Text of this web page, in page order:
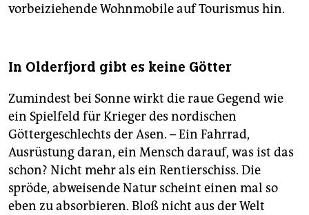
vorbeiziehende Wohnmobile auf Tourismus hin.
In Olderfjord gibt es keine Götter
Zumindest bei Sonne wirkt die raue Gegend wie
ein Spielfeld für Krieger des nordischen
Göttergeschlechts der Asen. – Ein Fahrrad,
Ausrüstung daran, ein Mensch darauf, was ist das
schon? Nicht mehr als ein Rentierschiss. Die
spröde, abweisende Natur scheint einen mal so
eben zu absorbieren. Bloß nicht aus der Welt